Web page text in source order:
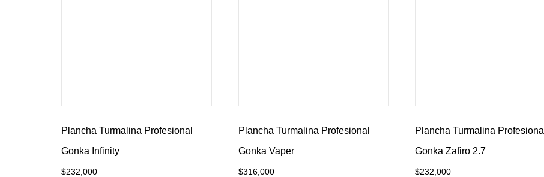
Plancha Turmalina Profesional
Gonka Infinity
$232,000
Plancha Turmalina Profesional
Gonka Vaper
$316,000
Plancha Turmalina Profesional
Gonka Zafiro 2.7
$232,000